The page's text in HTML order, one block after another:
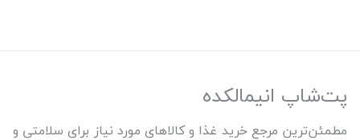
پت‌شاپ انیمالکده
مطمئن‌ترین مرجع خرید غذا و کالاهای مورد نیاز برای سلامتی و